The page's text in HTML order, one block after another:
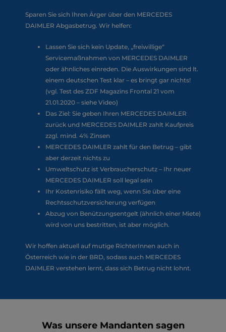
Sparen Sie sich Ihren Ärger über den MERCEDES
DAIMLER Abgasbetrug. Wir helfen:
Lassen Sie sich kein Update, „freiwillige“
Servicemaßnahmen von MERCEDES DAIMLER
oder ähnliches einreden. Die Auswirkungen sind lt.
einem deutschen Test klar – es bringt gar nichts!
(vgl. Test des ZDF Magazins Frontal 21 vom
21.01.2020 – siehe Video)
Das Ziel: Sie geben Ihren MERCEDES DAIMLER
zurück und MERCEDES DAIMLER zahlt Kaufpreis
zzgl. mind. 4% Zinsen
MERCEDES DAIMLER zahlt für den Betrug – gibt
aber derzeit nichts zu
Umweltschutz ist Verbraucherschutz – Ihr neuer
MERCEDES DAIMLER soll legal sein
Ihr Kostenrisiko fällt weg, wenn Sie über eine
Rechtsschutzversicherung verfügen
Abzug von Benützungsentgelt (ähnlich einer Miete)
wird von uns bestritten, ist aber möglich.
Wir hoffen aktuell auf mutige RichterInnen auch in
Österreich wie in der BRD, sodass auch MERCEDES
DAIMLER verstehen lernt, dass sich Betrug nicht lohnt.
Was unsere Mandanten sagen